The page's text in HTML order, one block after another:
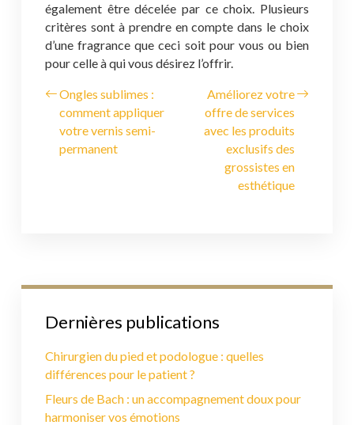
également être décelée par ce choix. Plusieurs
critères sont à prendre en compte dans le choix
d’une fragrance que ceci soit pour vous ou bien
pour celle à qui vous désirez l’offrir.
Ongles sublimes :
comment appliquer
votre vernis semi-
permanent
Améliorez votre
offre de services
avec les produits
exclusifs des
grossistes en
esthétique
Dernières publications
Chirurgien du pied et podologue : quelles
différences pour le patient ?
Fleurs de Bach : un accompagnement doux pour
harmoniser vos émotions